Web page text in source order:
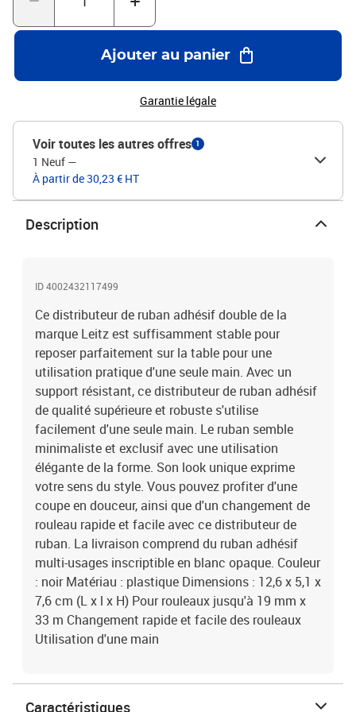
Ajouter au panier
Garantie légale
Voir toutes les autres offres 1
1 Neuf —
À partir de 30,23 € HT
Description
ID 4002432117499
Ce distributeur de ruban adhésif double de la
marque Leitz est suffisamment stable pour
reposer parfaitement sur la table pour une
utilisation pratique d'une seule main. Avec un
support résistant, ce distributeur de ruban adhésif
de qualité supérieure et robuste s'utilise
facilement d'une seule main. Le ruban semble
minimaliste et exclusif avec une utilisation
élégante de la forme. Son look unique exprime
votre sens du style. Vous pouvez profiter d'une
coupe en douceur, ainsi que d'un changement de
rouleau rapide et facile avec ce distributeur de
ruban. La livraison comprend du ruban adhésif
multi-usages inscriptible en blanc opaque. Couleur
: noir Matériau : plastique Dimensions : 12,6 x 5,1 x
7,6 cm (L x l x H) Pour rouleaux jusqu'à 19 mm x
33 m Changement rapide et facile des rouleaux
Utilisation d'une main
Caractéristiques